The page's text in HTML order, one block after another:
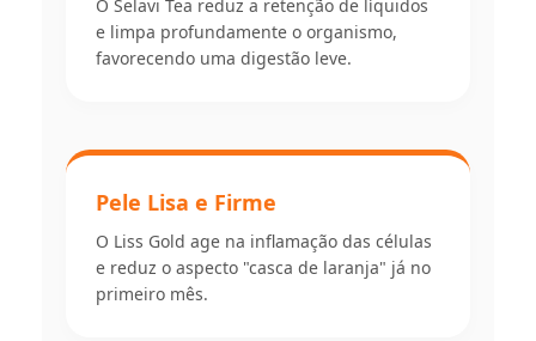
O Selavi Tea reduz a retenção de líquidos
e limpa profundamente o organismo,
favorecendo uma digestão leve.
Pele Lisa e Firme
O Liss Gold age na inflamação das células
e reduz o aspecto "casca de laranja" já no
primeiro mês.